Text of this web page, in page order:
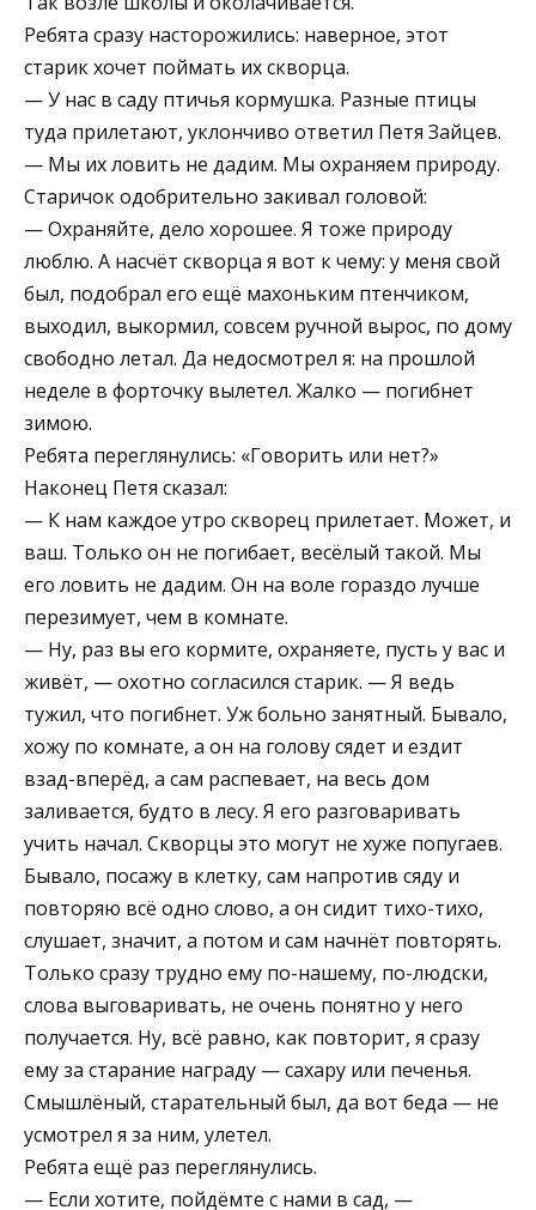
Ребята сразу насторожились: наверное, этот
старик хочет поймать их скворца.
— У нас в саду птичья кормушка. Разные птицы
туда прилетают, уклончиво ответил Петя Зайцев.
— Мы их ловить не дадим. Мы охраняем природу.
Старичок одобрительно закивал головой:
— Охраняйте, дело хорошее. Я тоже природу
люблю. А насчёт скворца я вот к чему: у меня свой
был, подобрал его ещё махоньким птенчиком,
выходил, выкормил, совсем ручной вырос, по дому
свободно летал. Да недосмотрел я: на прошлой
неделе в форточку вылетел. Жалко — погибнет
зимою.
Ребята переглянулись: «Говорить или нет?»
Наконец Петя сказал:
— К нам каждое утро скворец прилетает. Может, и
ваш. Только он не погибает, весёлый такой. Мы
его ловить не дадим. Он на воле гораздо лучше
перезимует, чем в комнате.
— Ну, раз вы его кормите, охраняете, пусть у вас и
живёт, — охотно согласился старик. — Я ведь
тужил, что погибнет. Уж больно занятный. Бывало,
хожу по комнате, а он на голову сядет и ездит
взад-вперёд, а сам распевает, на весь дом
заливается, будто в лесу. Я его разговаривать
учить начал. Скворцы это могут не хуже попугаев.
Бывало, посажу в клетку, сам напротив сяду и
повторяю всё одно слово, а он сидит тихо-тихо,
слушает, значит, а потом и сам начнёт повторять.
Только сразу трудно ему по-нашему, по-людски,
слова выговаривать, не очень понятно у него
получается. Ну, всё равно, как повторит, я сразу
ему за старание награду — сахару или печенья.
Смышлёный, старательный был, да вот беда — не
усмотрел я за ним, улетел.
Ребята ещё раз переглянулись.
— Если хотите, пойдёмте с нами в сад, —